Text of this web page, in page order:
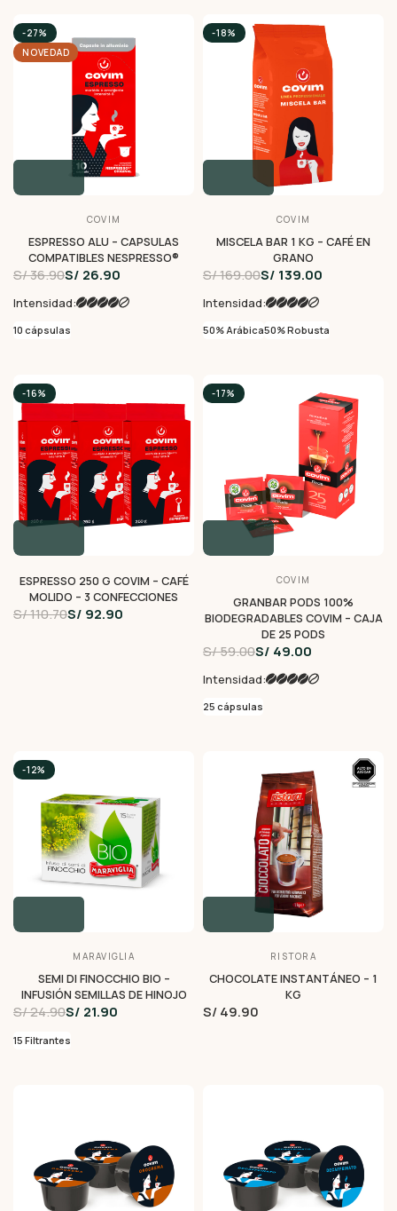
-27%
NOVEDAD
COVIM
ESPRESSO ALU – CAPSULAS
COMPATIBLES NESPRESSO®
S/ 36.90S/ 26.90
Intensidad:
10 cápsulas
-18%
COVIM
MISCELA BAR 1 KG – CAFÉ EN
GRANO
S/ 169.00S/ 139.00
Intensidad:
50% Arábica50% Robusta
-16%
ESPRESSO 250 G COVIM – CAFÉ
MOLIDO – 3 CONFECCIONES
S/ 110.70S/ 92.90
-17%
COVIM
GRANBAR PODS 100%
BIODEGRADABLES COVIM – CAJA
DE 25 PODS
S/ 59.00S/ 49.00
Intensidad:
25 cápsulas
-12%
MARAVIGLIA
SEMI DI FINOCCHIO BIO –
INFUSIÓN SEMILLAS DE HINOJO
S/ 24.90S/ 21.90
15 Filtrantes
RISTORA
CHOCOLATE INSTANTÁNEO – 1
KG
S/ 49.90